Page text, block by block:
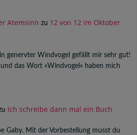
Atemsinn zu 12 von 12 im Oktober
genervter Windvogel gefällt mir sehr gut!
das Wort «Windvogel» haben mich
Ich schreibe dann mal ein Buch
Gaby. Mit der Vorbestellung musst du